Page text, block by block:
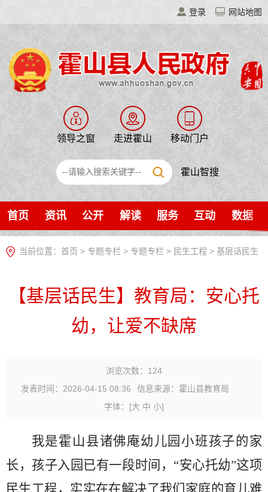
登录 网站地图
领导之窗 走进霍山 移动门户
霍山智搜
首页 资讯 公开 解读 服务 互动 数据
当前位置： 首页 > 专题专栏 > 专题专栏 > 民生工程 > 基层话民生
【基层话民生】教育局：安心托
幼，让爱不缺席
浏览次数： 124
发表时间：2026-04-15 08:36
信息来源：霍山县教育局
字体： [大 中 小]
我是霍山县诸佛庵幼儿园小班孩子的家
长，孩子入园已有一段时间， “安心托幼”这项